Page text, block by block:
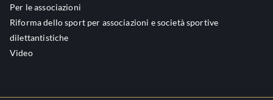
Per le associazioni
Riforma dello sport per associazioni e società sportive
dilettantistiche
Video